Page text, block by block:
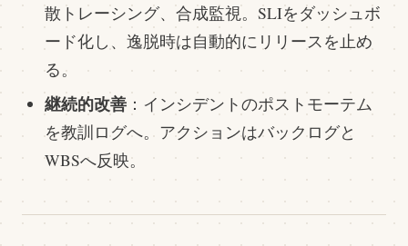
散トレーシング、合成監視。SLIをダッシュボ
ード化し、逸脱時は自動的にリリースを止め
る。
継続的改善：インシデントのポストモーテム
を教訓ログへ。アクションはバックログと
WBSへ反映。